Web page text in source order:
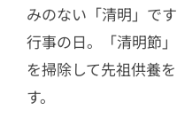
みのない「清明」で
行事の日。「清明節
を掃除して先祖供養
す。